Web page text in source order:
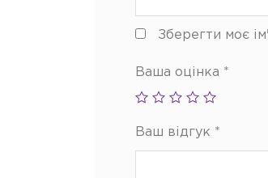
Зберегти моє
Ваша оцінка *
Ваш відгук *